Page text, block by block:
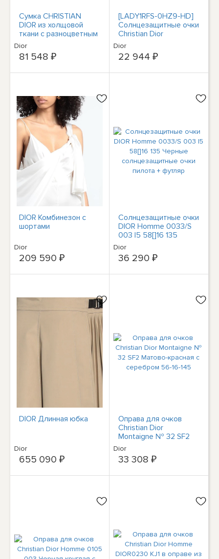
Сумка CHRISTIAN
DIOR из холщовой
ткани с разноцветным
принтом Dioriviera,
большая сумка-тоут
из борсеточной ткани
Dior
81 548 ₽
[LADY1RFS-0HZ9-HD]
Солнцезащитные очки
Christian Dior
DIORLADY1RF унисекс
Dior
22 944 ₽
DIOR Комбинезон с
шортами
Dior
209 590 ₽
Солнцезащитные очки
DIOR Homme 0033/S
003 I5 58[]16 135
Черные
солнцезащитные очки
пилота + футляр
Dior
36 290 ₽
DIOR Длинная юбка
Dior
655 090 ₽
Оправа для очков
Christian Dior
Montaigne № 32 SF2
Матово-красная с
серебром 56-16-145
Dior
33 308 ₽